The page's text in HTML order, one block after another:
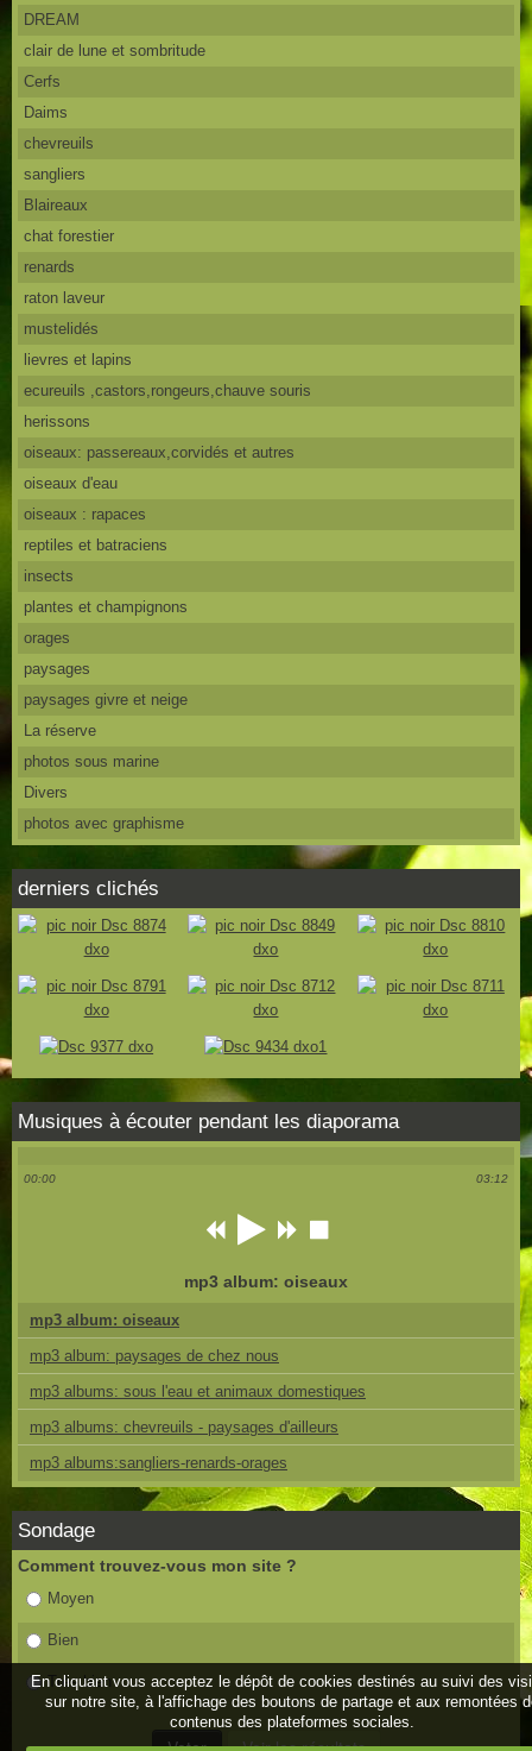
DREAM
clair de lune et sombritude
Cerfs
Daims
chevreuils
sangliers
Blaireaux
chat forestier
renards
raton laveur
mustelidés
lievres et lapins
ecureuils ,castors,rongeurs,chauve souris
herissons
oiseaux: passereaux,corvidés et autres
oiseaux d'eau
oiseaux : rapaces
reptiles et batraciens
insects
plantes et champignons
orages
paysages
paysages givre et neige
La réserve
photos sous marine
Divers
photos avec graphisme
derniers clichés
Musiques à écouter pendant les diaporama
00:00 03:12
mp3 album: oiseaux
mp3 album: oiseaux
mp3 album: paysages de chez nous
mp3 albums: sous l'eau et animaux domestiques
mp3 albums: chevreuils - paysages d'ailleurs
mp3 albums:sangliers-renards-orages
Sondage
Comment trouvez-vous mon site ?
Moyen
Bien
Très bien
En cliquant vous acceptez le dépôt de cookies destinés au suivi des
sur notre site, à l'affichage des boutons de partage et aux remontées
contenus des plateformes sociales.